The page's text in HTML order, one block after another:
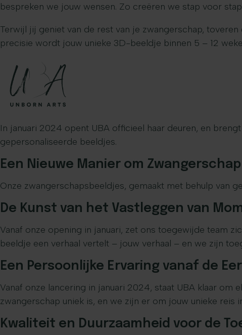
bespreken we jouw wensen. Zo creëren we stap voor
Terwijl jij geniet van de rest van je zwangerschap,
precisie wordt jouw unieke 3D-beeldje binnen 5 – 12
In januari 2024 opent UBA officieel haar deuren, en
gepersonaliseerde beeldjes.
Een Nieuwe Manier om
Onze zwangerschapsbeeldjes, gemaakt met behulp van
De Kunst van het Vastleggen van
Vanaf onze opening in januari, zet ons toegewijde team
beeldje een verhaal vertelt – jouw verhaal – en we zijn
Een Persoonlijke Ervaring vanaf de
Vanaf onze lancering in januari 2024, staat UBA klaar
zwangerschap uniek is, en we zijn er om jouw unieke reis
Kwaliteit en Duurzaamheid voor de